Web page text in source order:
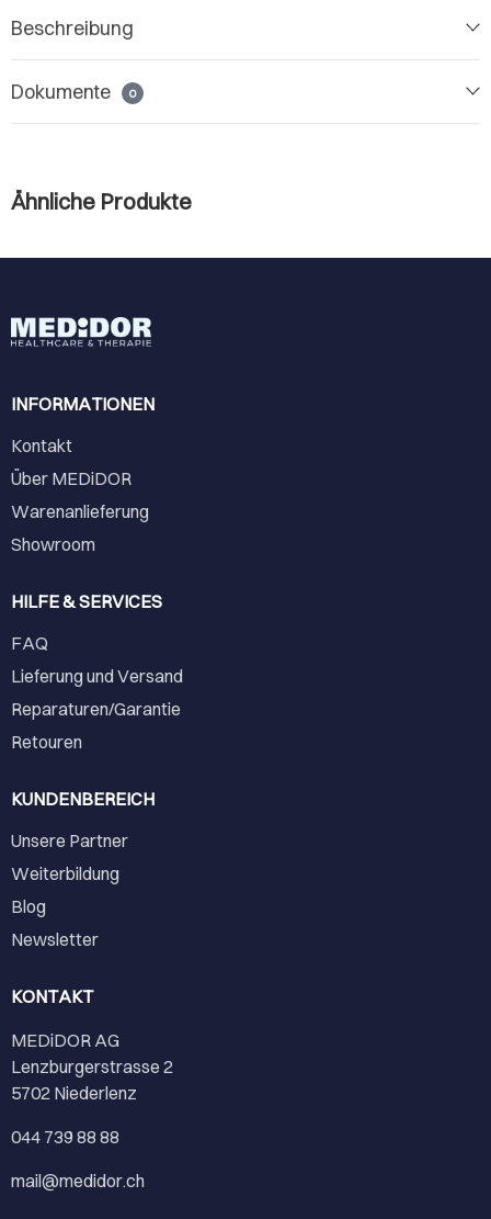
Beschreibung
Dokumente 0
Ähnliche Produkte
INFORMATIONEN
Kontakt
Über MEDiDOR
Warenanlieferung
Showroom
HILFE & SERVICES
FAQ
Lieferung und Versand
Reparaturen/Garantie
Retouren
KUNDENBEREICH
Unsere Partner
Weiterbildung
Blog
Newsletter
KONTAKT
MEDiDOR AG
Lenzburgerstrasse 2
5702 Niederlenz
044 739 88 88
mail@medidor.ch